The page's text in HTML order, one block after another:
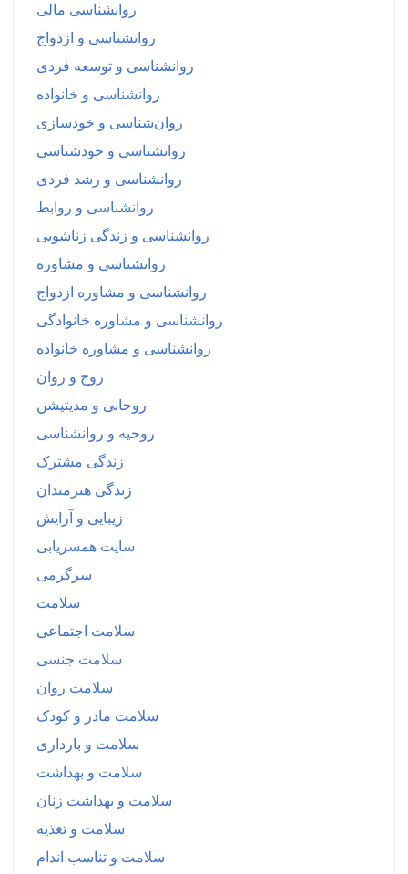
روانشناسی مالی
روانشناسی و ازدواج
روانشناسی و توسعه فردی
روانشناسی و خانواده
روان‌شناسی و خودسازی
روانشناسی و خودشناسی
روانشناسی و رشد فردی
روانشناسی و روابط
روانشناسی و زندگی زناشویی
روانشناسی و مشاوره
روانشناسی و مشاوره ازدواج
روانشناسی و مشاوره خانوادگی
روانشناسی و مشاوره خانواده
روح و روان
روحانی و مدیتیشن
روحیه و روانشناسی
زندگی مشترک
زندگی هنرمندان
زیبایی و آرایش
سایت همسریابی
سرگرمی
سلامت
سلامت اجتماعی
سلامت جنسی
سلامت روان
سلامت مادر و کودک
سلامت و بارداری
سلامت و بهداشت
سلامت و بهداشت زنان
سلامت و تغذیه
سلامت و تناسب اندام